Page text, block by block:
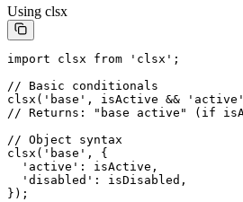
Using clsx
import clsx from 'clsx' ;
// Basic conditionals
clsx ( 'base' , isActive && 'active'
// Returns: "base active" (if
// Object syntax
clsx ( 'base' , {
  'active'
: isActive,
  'disabled'
: isDisabled,
});